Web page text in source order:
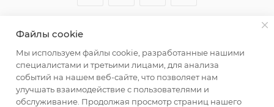
2026 © ООО "Вайт Текстиль групп"
Любая информация на сайте носит справочный
характер и не является публичной офертой
определяемой положениями пункта 2 статьи 437
Гражданского кодекса Российской Федерации.
Файлы cookie
Мы используем файлы cookie, разработанные нашими
специалистами и третьими лицами, для анализа
событий на нашем веб-сайте, что позволяет нам
улучшать взаимодействие с пользователями и
обслуживание. Продолжая просмотр страниц нашего